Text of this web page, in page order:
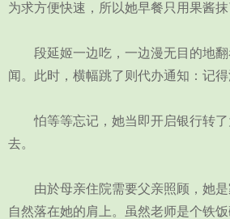
为求方便快速，所以她早餐只用果酱抹
段延姬一边吃，一边漫无目的地翻
闻。此时，横幅跳了则代办通知：记得
怕等等忘记，她当即开启银行转了
去。
由於母亲住院需要父亲照顾，她是
自然落在她的肩上。虽然老师是个铁